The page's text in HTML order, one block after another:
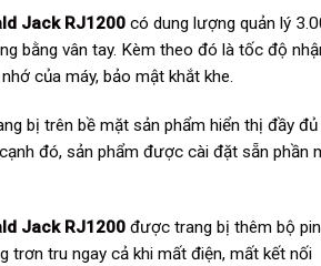
Jack RJ1200 có dung lượng quản lý
bằng vân tay. Kèm theo đó là tốc độ
của máy, bảo mật khắt khe.
bị trên bề mặt sản phẩm hiển thị đầy
đó, sản phẩm được cài đặt sẵn phần
Jack RJ1200 được trang bị thêm bộ
trơn tru ngay cả khi mất điện, mất kết nối